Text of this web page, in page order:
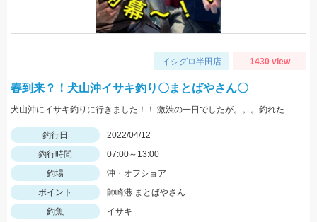
イシグロ半田店 1430 view
春到来？！犬山沖イサキ釣り〇まとばやさん〇
犬山沖にイサキ釣りに行きました！！ 激渋の一日でしたが。。。釣れた良型イサキは脂ノリノリでとても美味しかったです！！！
釣行日
2022/04/12
釣行時間
07:00～13:00
釣場
沖・オフショア
ポイント
師崎港 まとばやさん
釣魚
イサキ